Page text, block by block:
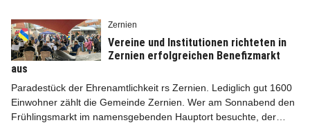
Zernien
Vereine und Institutionen richteten in
Zernien erfolgreichen Benefizmarkt
aus
Paradestück der Ehrenamtlichkeit rs Zernien. Lediglich gut 1600
Einwohner zählt die Gemeinde Zernien. Wer am Sonnabend den
Frühlingsmarkt im namensgebenden Hauptort besuchte, der…